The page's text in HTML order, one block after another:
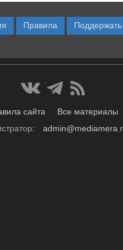
Правила Поддержать
сайта
Все материалы